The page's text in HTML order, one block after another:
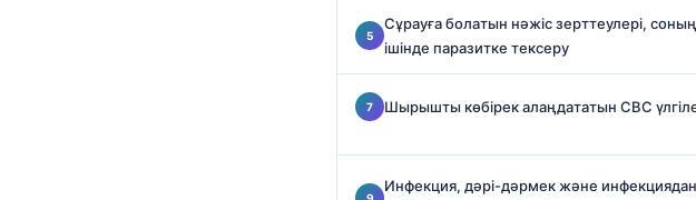
Сұрауға болатын нәжіс зерттеулері, соның
ішінде паразитке тексеру
Шырышты көбірек алаңдататын CBC
Инфекция, дәрі-дәрмек және инфекциядан